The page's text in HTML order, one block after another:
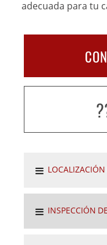
adecuada para tu
INSPECCIÓN